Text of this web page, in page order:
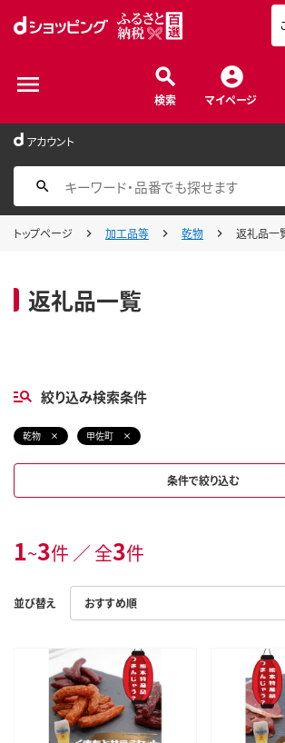
検索 マイページ
アカウント
トップページ 加工品等 乾物 返礼品一
返礼品一覧
絞り込み検索条件
乾物 甲佐町
条件で絞り込む
1~3件 ／ 全3件
並び替え